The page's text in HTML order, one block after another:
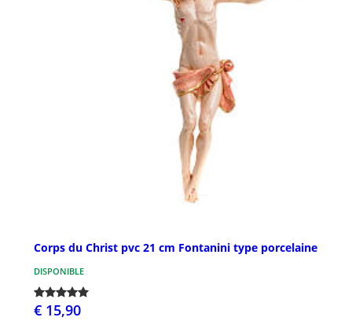
Corps du Christ pvc 21 cm Fontanini type porcelaine
DISPONIBLE
€ 15,90